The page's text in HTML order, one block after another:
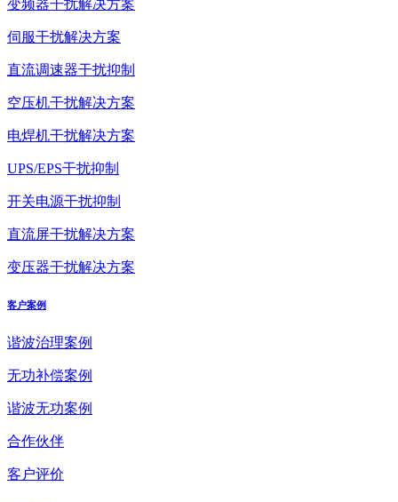
变频器干扰解决方案
伺服干扰解决方案
直流调速器干扰抑制
空压机干扰解决方案
电焊机干扰解决方案
UPS/EPS干扰抑制
开关电源干扰抑制
直流屏干扰解决方案
变压器干扰解决方案
客户案例
谐波治理案例
无功补偿案例
谐波无功案例
合作伙伴
客户评价